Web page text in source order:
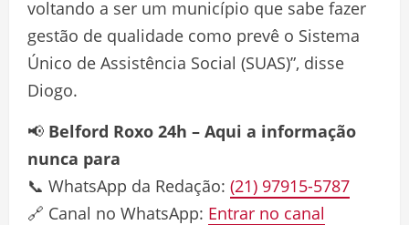
voltando a ser um município que sabe fazer
gestão de qualidade como prevê o Sistema
Único de Assistência Social (SUAS)”, disse
Diogo.
📢 Belford Roxo 24h – Aqui a informação
nunca para
📞 WhatsApp da Redação: (21) 97915-5787
🔗 Canal no WhatsApp: Entrar no canal